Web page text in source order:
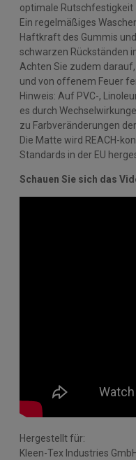
optimale Rutschfestigkeit
Ein regelmäßiges
Haftkraft des Gummis
schwarzen Rückständen
Achten Sie zudem
und von offenem Feuer
Hinweis: Auf PVC-,
es durch
zu Farbveränderungen
Die Matte wird REACH-
Standards in der EU
Schauen Sie sich das
Hergestellt für:
Kleen-Tex Industries GmbH